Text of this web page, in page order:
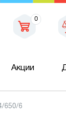
0
Акции
650/6